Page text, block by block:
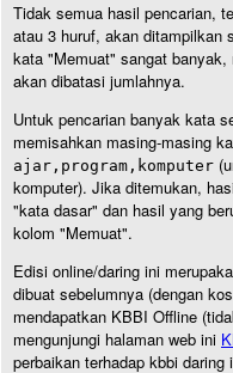
Tidak semua hasil pencarian,
atau 3 huruf, akan ditampilkan
kata "Memuat" sangat
akan dibatasi jumlahnya.
Untuk pencarian banyak kata
memisahkan masing-masing
ajar,program,komputer
komputer). Jika ditemukan,
"kata dasar" dan hasil yang
kolom "Memuat".
Edisi online/daring ini
dibuat sebelumnya (dengan
mendapatkan KBBI Offline
mengunjungi halaman web ini
perbaikan terhadap kbbi